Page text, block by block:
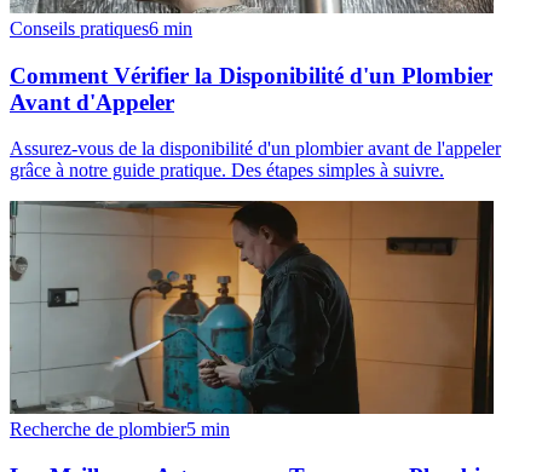
Conseils pratiques6 min
Comment Vérifier la Disponibilité d'un Plombier
Avant d'Appeler
Assurez-vous de la disponibilité d'un plombier avant de l'appeler
grâce à notre guide pratique. Des étapes simples à suivre.
Recherche de plombier5 min